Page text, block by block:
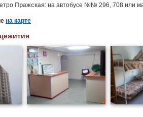
Пражская: на автобусе №№ 296, 708 или
на карте